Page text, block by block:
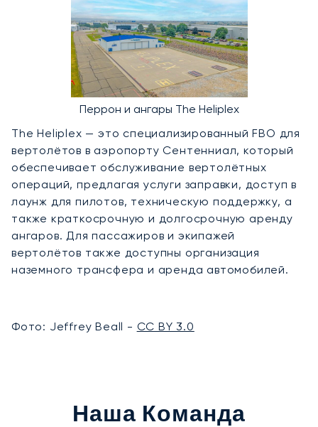
Перрон и ангары The Heliplex
The Heliplex — это специализированный FBO для
вертолётов в аэропорту Сентенниал, который
обеспечивает обслуживание вертолётных
операций, предлагая услуги заправки, доступ в
лаунж для пилотов, техническую поддержку, а
также краткосрочную и долгосрочную аренду
ангаров. Для пассажиров и экипажей
вертолётов также доступны организация
наземного трансфера и аренда автомобилей.
Фото: Jeffrey Beall - CC BY 3.0
Наша Команда